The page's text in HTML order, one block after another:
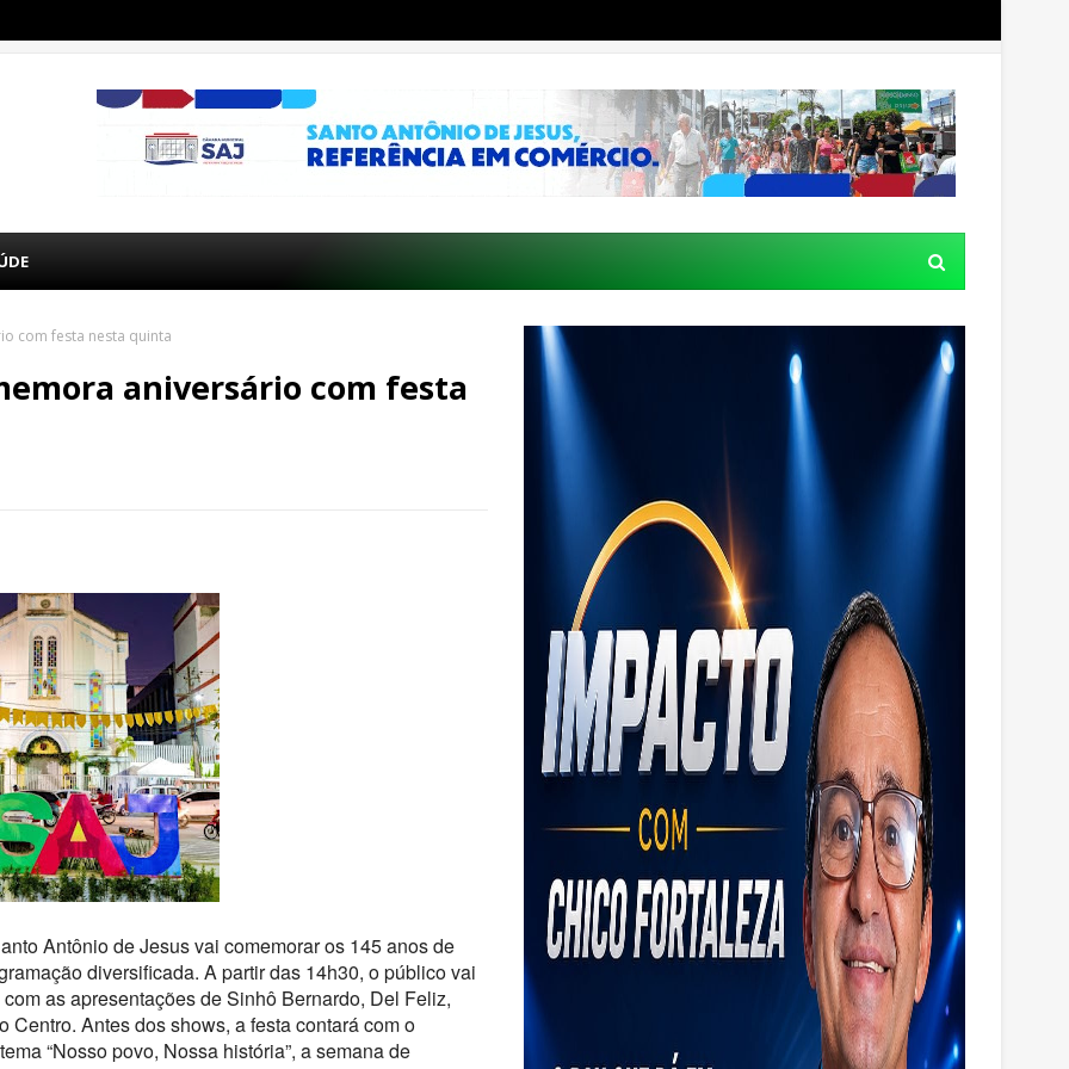
com festa nesta quinta
aniversário com festa
Antônio de Jesus vai comemorar os 145 anos de
diversificada. A partir das 14h30, o público vai
as apresentações de Sinhô Bernardo, Del Feliz,
Antes dos shows, a festa contará com o
“Nosso povo, Nossa história”, a semana de